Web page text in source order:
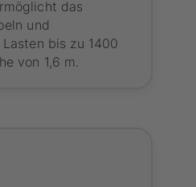
das
und
bis zu 1400
von 1,6 m.